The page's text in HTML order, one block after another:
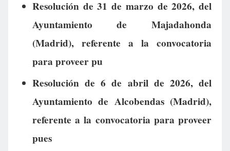
Resolución de 31 de marzo de 2026, del
Ayuntamiento de Majadahonda
(Madrid), referente a la convocatoria
para proveer pu
Resolución de 6 de abril de 2026, del
Ayuntamiento de Alcobendas (Madrid),
referente a la convocatoria para proveer
pues